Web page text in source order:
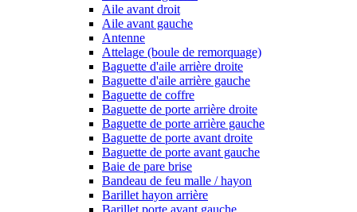
Aile avant droit
Aile avant gauche
Antenne
Attelage (boule de remorquage)
Baguette d'aile arrière droite
Baguette d'aile arrière gauche
Baguette de coffre
Baguette de porte arrière droite
Baguette de porte arrière gauche
Baguette de porte avant droite
Baguette de porte avant gauche
Baie de pare brise
Bandeau de feu malle / hayon
Barillet hayon arrière
Barillet porte avant gauche